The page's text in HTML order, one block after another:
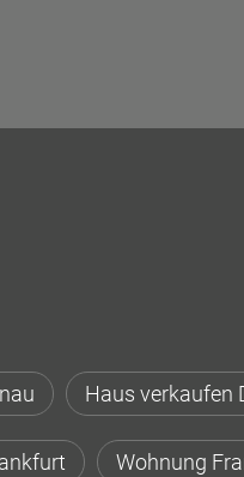
Haus verkaufen
Wohnung